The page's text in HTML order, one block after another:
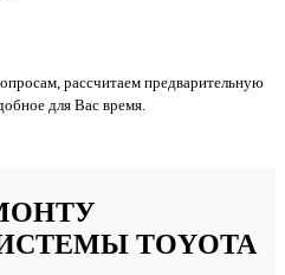
рассчитаем предварительную
для Вас время.
TOYOTA